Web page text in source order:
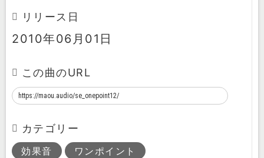
リリース日
2010年06月01日
この曲のURL
カテゴリー
効果音 ワンポイント